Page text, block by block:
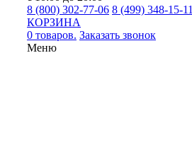
8 (800) 302-77-06 8 (499) 348-15-11
КОРЗИНА
0 товаров. Заказать звонок
Меню